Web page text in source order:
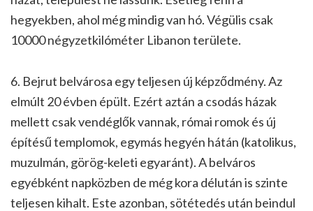
hegyekben, ahol még mindig van hó. Végülis csak
10000 négyzetkilóméter Libanon területe.
6. Bejrut belvárosa egy teljesen új képződmény. Az
elmúlt 20 évben épült. Ezért aztán a csodás házak
mellett csak vendéglők vannak, római romok és új
építésű templomok, egymás hegyén hátán (katolikus,
muzulmán, görög-keleti egyaránt). A belváros
egyébként napközben de még kora délután is szinte
teljesen kihalt. Este azonban, sötétedés után beindul